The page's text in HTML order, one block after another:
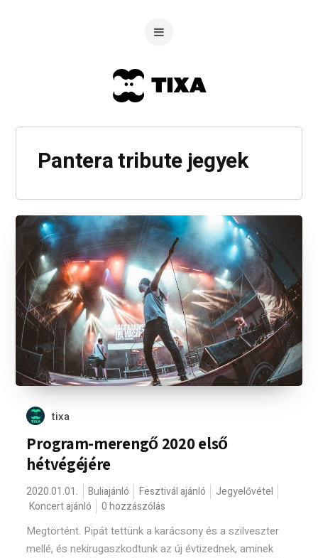
Pantera tribute jegyek
tixa
Program-merengő 2020 első
hétvégéjére
2020.01.01. Buliajánló Fesztivál ajánló
Jegyelővétel
Koncert ajánló
0 hozzászólás
Megtörtént. Pipát tettünk a karácsony és a szilveszter
mellé, és nekirugaszkodtunk az új évtizednek, aminek